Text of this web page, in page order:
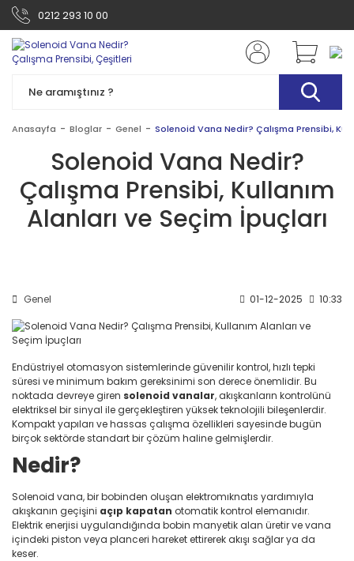
0212 293 10 00
Anasayfa Bloglar Genel Solenoid Vana Nedir? Çalışma Prensibi,
Solenoid Vana Nedir?
Çalışma Prensibi, Kullanım
Alanları ve Seçim İpuçları
Genel 01-12-2025 10:33
Endüstriyel otomasyon sistemlerinde güvenilir kontrol, hızlı tepki
süresi ve minimum bakım gereksinimi son derece önemlidir. Bu
noktada devreye giren solenoid vanalar, akışkanların kontrolünü
elektriksel bir sinyal ile gerçekleştiren yüksek teknolojili bileşenlerdir.
Kompakt yapıları ve hassas çalışma özellikleri sayesinde bugün
birçok sektörde standart bir çözüm haline gelmişlerdir.
Nedir?
Solenoid vana, bir bobinden oluşan elektromıknatıs yardımıyla
akışkanın geçişini açıp kapatan otomatik kontrol elemanıdır.
Elektrik enerjisi uygulandığında bobin manyetik alan üretir ve vana
içindeki piston veya planceri hareket ettirerek akışı sağlar ya da
keser.